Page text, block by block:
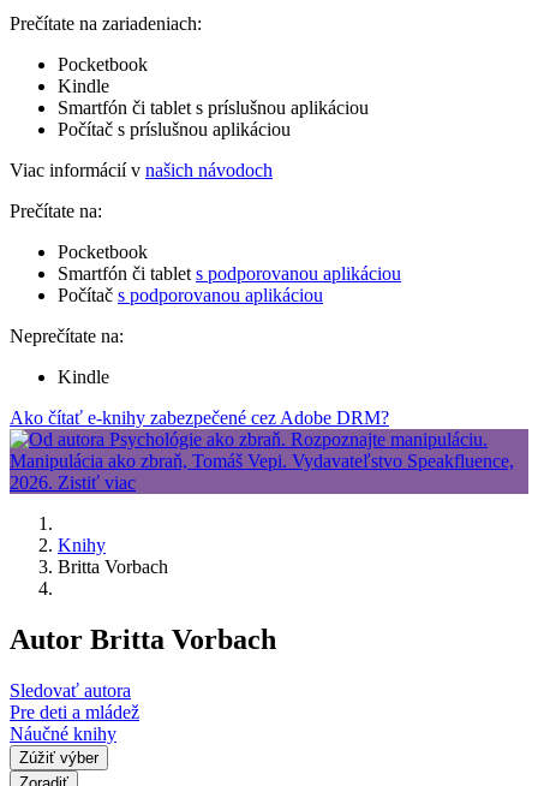
Prečítate na zariadeniach:
Pocketbook
Kindle
Smartfón či tablet s príslušnou aplikáciou
Počítač s príslušnou aplikáciou
Viac informácií v našich návodoch
Prečítate na:
Pocketbook
Smartfón či tablet s podporovanou aplikáciou
Počítač s podporovanou aplikáciou
Neprečítate na:
Kindle
Ako čítať e-knihy zabezpečené cez Adobe DRM?
Knihy
Britta Vorbach
Autor Britta Vorbach
Sledovať autora
Pre deti a mládež
Náučné knihy
Zúžiť výber